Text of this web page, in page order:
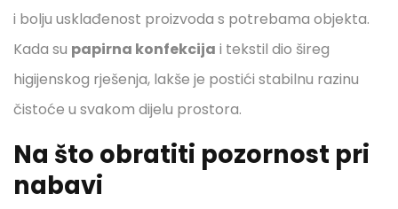
i bolju usklađenost proizvoda s potrebama objekta.
Kada su papirna konfekcija i tekstil dio šireg
higijenskog rješenja, lakše je postići stabilnu razinu
čistoće u svakom dijelu prostora.
Na što obratiti pozornost pri
nabavi